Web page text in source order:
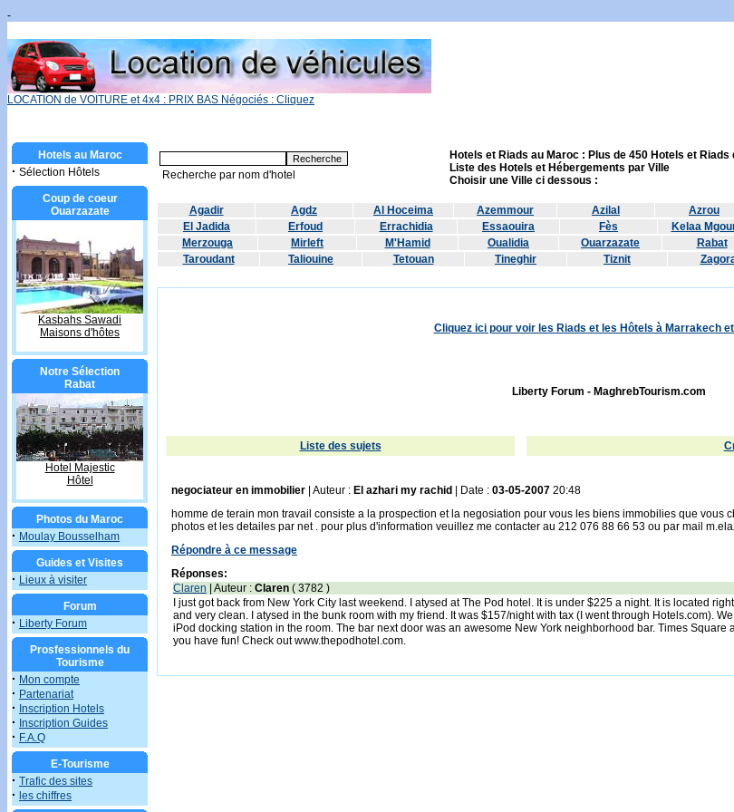
-
LOCATION de VOITURE et 4x4 : PRIX BAS Négociés : Cliquez
Hotels au Maroc
· Sélection Hôtels
Coup de coeur
Ouarzazate
Kasbahs Sawadi
Maisons d'hôtes
Notre Sélection
Rabat
Hotel Majestic
Hôtel
Photos du Maroc
· Moulay Bousselham
Guides et Visites
· Lieux à visiter
Forum
· Liberty Forum
Prosfessionnels du
Tourisme
· Mon compte
· Partenariat
· Inscription Hotels
· Inscription Guides
· F.A.Q
E-Tourisme
· Trafic des sites
· les chiffres
Recherche par nom d'hotel
Hotels et Riads au Maroc : Plus de 450 Hotels et
Liste des Hotels et Hébergements par Ville
Choisir une Ville ci dessous :
Agadir Agdz Al Hoceima Azemmour Azilal Azrou
El Jadida
Erfoud Errachidia Essaouira Fès Kelaa
Merzouga
Mirleft M'Hamid Oualidia Ouarzazate Rabat
Taroudant
Taliouine Tetouan Tineghir Tiznit
Cliquez ici pour voir les Riads et les Hôtels à Marrakech
Liberty Forum - MaghrebTourism.com
Liste des sujets
negociateur en immobilier | Auteur : El azhari my rachid | Date : 03-05-2007 20:48
homme de terain mon travail consiste a la prospection et la negosiation pour vous les biens immobilies que vous
photos et les detailes par net . pour plus d'information veuillez me contacter au 212 076 88 66 53 ou par mail
Répondre à ce message
Réponses:
Claren | Auteur : Claren ( 3782 )
I just got back from New York City last weekend. I atysed at The Pod hotel. It is under $225 a night. It is located
and very clean. I atysed in the bunk room with my friend. It was $157/night with tax (I went through Hotels.com).
iPod docking station in the room. The bar next door was an awesome New York neighborhood bar. Times
you have fun! Check out www.thepodhotel.com.